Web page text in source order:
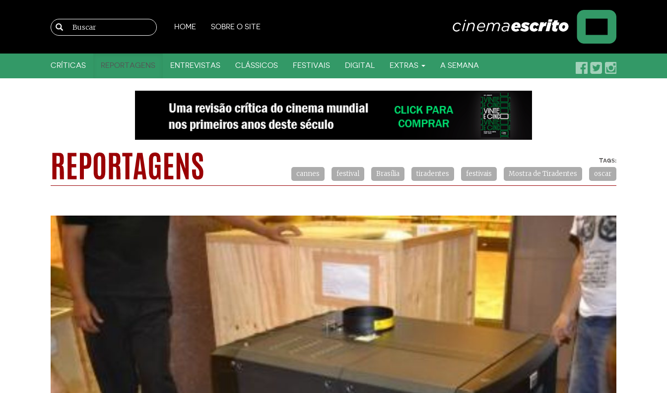
HOME SOBRE O SITE
CRÍTICAS REPORTAGENS ENTREVISTAS CLÁSSICOS FESTIVAIS DIGITAL EXTRAS A SEMANA
Tags:
cannes festival Brasília tiradentes festivais Mostra de Tiradentes oscar